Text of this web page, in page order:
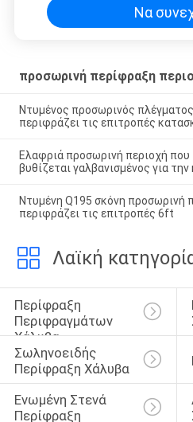
Να
προσωρινή περίφραξη
Ντυμένος προσωρινός
περιφράζει τις επιτροπές
Ελαφριά προσωρινή περιοχή
βυθίζεται γαλβανισμένος για
Ντυμένη Q195 σκόνη προσωρινή
περιφράζει τις επιτροπές 6ft
Λαϊκή
Περίφραξη
Περιφραγμάτων
Χάλυβα
Σωληνοειδής
Περίφραξη Χάλυβα
Ενωμένη Στενά
Περίφραξη